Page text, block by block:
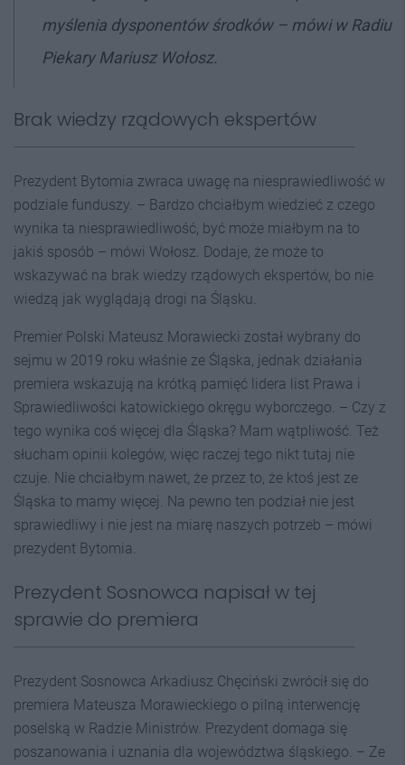
myślenia dysponentów środków – mówi w Radiu
Piekary Mariusz Wołosz.
Brak wiedzy rządowych ekspertów
Prezydent Bytomia zwraca uwagę na niesprawiedliwość w
podziale funduszy. – Bardzo chciałbym wiedzieć z czego
wynika ta niesprawiedliwość, być może miałbym na to
jakiś sposób – mówi Wołosz. Dodaje, że może to
wskazywać na brak wiedzy rządowych ekspertów, bo nie
wiedzą jak wyglądają drogi na Śląsku.
Premier Polski Mateusz Morawiecki został wybrany do
sejmu w 2019 roku właśnie ze Śląska, jednak działania
premiera wskazują na krótką pamięć lidera list Prawa i
Sprawiedliwości katowickiego okręgu wyborczego. – Czy z
tego wynika coś więcej dla Śląska? Mam wątpliwość. Też
słucham opinii kolegów, więc raczej tego nikt tutaj nie
czuje. Nie chciałbym nawet, że przez to, że ktoś jest ze
Śląska to mamy więcej. Na pewno ten podział nie jest
sprawiedliwy i nie jest na miarę naszych potrzeb – mówi
prezydent Bytomia.
Prezydent Sosnowca napisał w tej
sprawie do premiera
Prezydent Sosnowca Arkadiusz Chęciński zwrócił się do
premiera Mateusza Morawieckiego o pilną interwencję
poselską w Radzie Ministrów. Prezydent domaga się
poszanowania i uznania dla województwa śląskiego. – Ze